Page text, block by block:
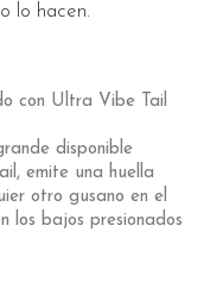
lo hacen.
con Ultra Vibe Tail
disponible
emite una huella
otro gusano en el
los bajos presionados